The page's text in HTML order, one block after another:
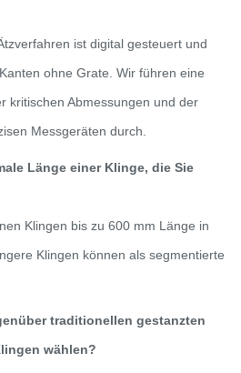
ist digital gesteuert und
ohne Grate. Wir führen eine
kritischen Abmessungen und der
Messgeräten durch.
Länge einer Klinge, die Sie
Klingen bis zu 600 mm Länge in
Klingen können als segmentierte
traditionellen gestanzten
wählen?